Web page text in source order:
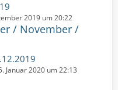
2019 um 20:22
/ November /
Januar 2020 um 22:13